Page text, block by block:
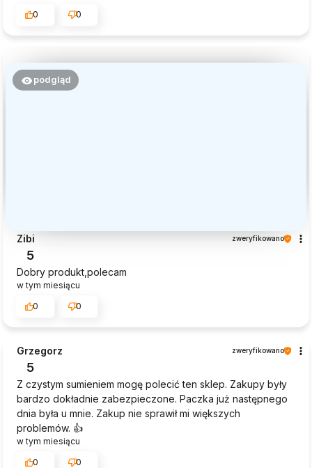
0
0
podgląd
Zibi zweryfikowano
5
Dobry produkt,polecam
w tym miesiącu
0
0
Grzegorz zweryfikowano
5
Z czystym sumieniem mogę polecić ten sklep. Zakupy były
bardzo dokładnie zabezpieczone. Paczka już następnego
dnia była u mnie. Zakup nie sprawił mi większych
problemów. 👍️
w tym miesiącu
0
0